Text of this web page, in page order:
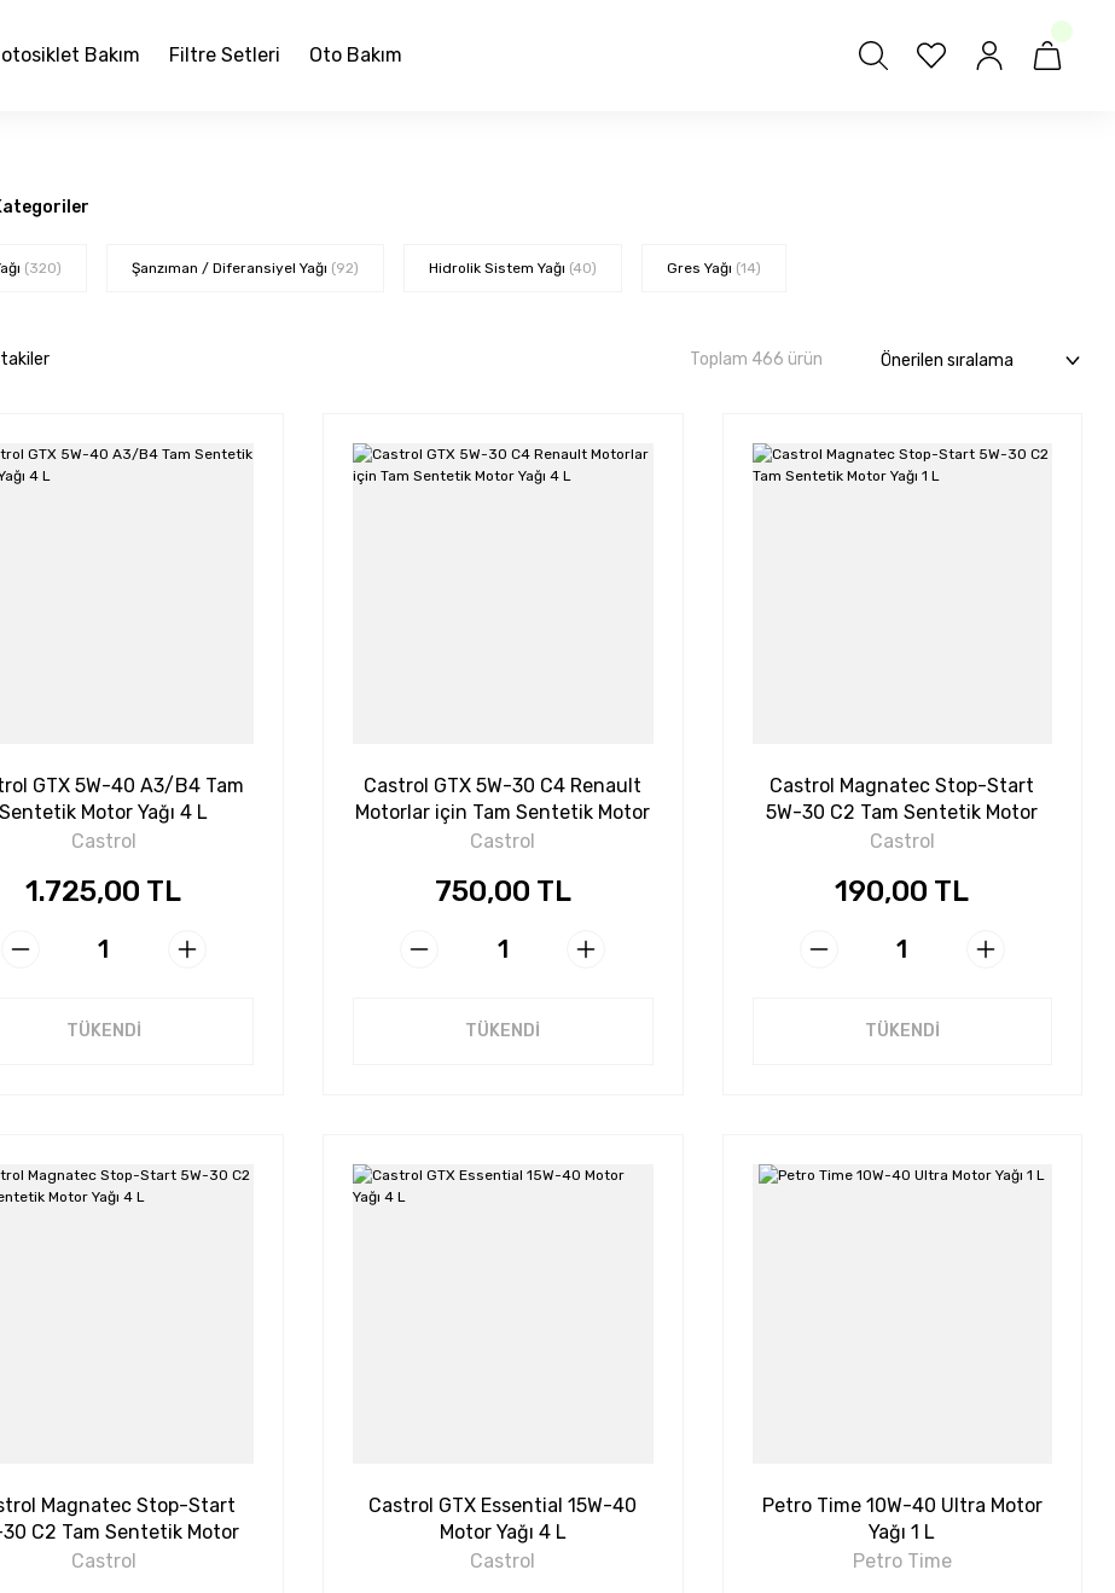
Bakım Filtre Setleri Oto Bakım
(320) Şanzıman / Diferansiyel Yağı (92) Hidrolik Sistem Yağı (40) Gres Yağı (14)
Toplam 466 ürün
GTX 5W-40 A3/B4 Tam
Sentetik Motor Yağı 4 L
Castrol
1.725,00 TL
TÜKENDİ
Castrol GTX 5W-30 C4 Renault
Motorlar için Tam Sentetik Motor
Yağı 4 L
Castrol
750,00 TL
TÜKENDİ
Castrol Magnatec Stop-Start
5W-30 C2 Tam Sentetik Motor
Yağı 1 L
Castrol
190,00 TL
TÜKENDİ
Magnatec Stop-Start
30 C2 Tam Sentetik Motor
Yağı 4 L
Castrol
Castrol GTX Essential 15W-40
Motor Yağı 4 L
Castrol
Petro Time 10W-40 Ultra Motor
Yağı 1 L
Petro Time